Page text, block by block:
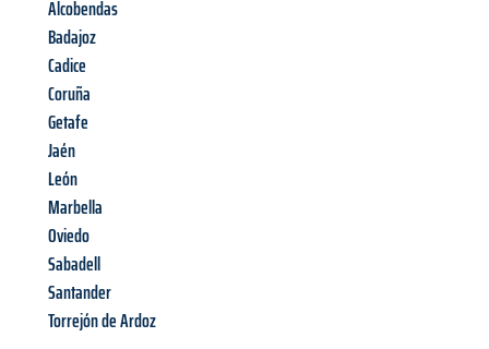
Alcobendas
Badajoz
Cadice
Coruña
Getafe
Jaén
León
Marbella
Oviedo
Sabadell
Santander
Torrejón de Ardoz